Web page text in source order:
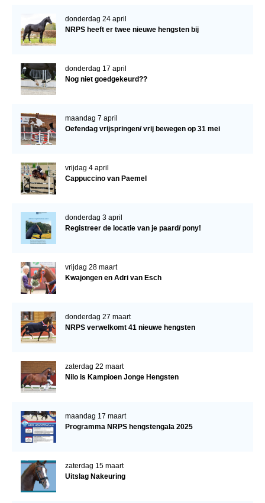
donderdag 24 april
NRPS heeft er twee nieuwe hengsten bij
donderdag 17 april
Nog niet goedgekeurd??
maandag 7 april
Oefendag vrijspringen/ vrij bewegen op 31 mei
vrijdag 4 april
Cappuccino van Paemel
donderdag 3 april
Registreer de locatie van je paard/ pony!
vrijdag 28 maart
Kwajongen en Adri van Esch
donderdag 27 maart
NRPS verwelkomt 41 nieuwe hengsten
zaterdag 22 maart
Nilo is Kampioen Jonge Hengsten
maandag 17 maart
Programma NRPS hengstengala 2025
zaterdag 15 maart
Uitslag Nakeuring